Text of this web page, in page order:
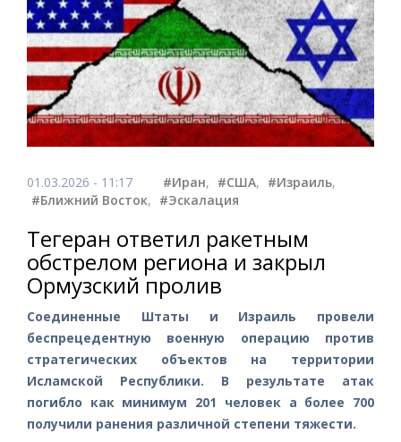
01.03.2026 - 11:17 #Иран, #США, #Израиль,
#Ближний Восток, #Эскалация
Тегеран ответил ракетным
обстрелом региона и закрыл
Ормузский пролив
Соединенные Штаты и Израиль провели
беспрецедентную военную операцию против
стратегических объектов на территории
Исламской Республики. В результате атак
погибло как минимум 201 человек а более 700
получили ранения различной степени тяжести.